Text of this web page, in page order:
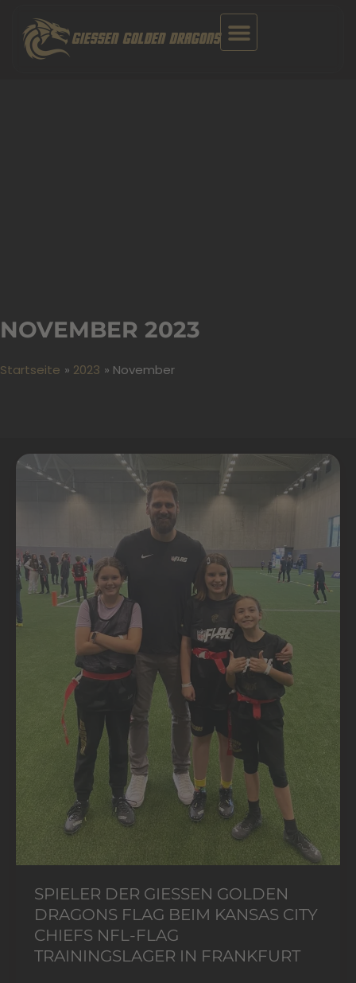
Inhalt
springen
GIESSEN GOLDEN DRAGONS
NOVEMBER 2023
Startseite 2023 November
SPIELER DER GIESSEN GOLDEN D
RAGONS FLAG BEIM KANSAS CITY C
HIEFS NFL-FLAG T
RAININGSLAGER IN FRANKFURT
der
Dragons
Flag
beim
Trainingslager
Frankfurt